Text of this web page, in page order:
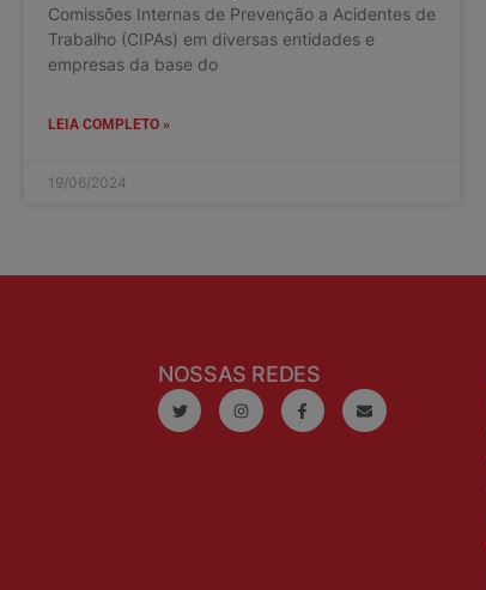
Comissões Internas de Prevenção a Acidentes de
Trabalho (CIPAs) em diversas entidades e
empresas da base do
LEIA COMPLETO »
19/06/2024
NOSSAS REDES